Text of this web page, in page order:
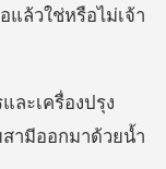
ละเครื่องปรุง